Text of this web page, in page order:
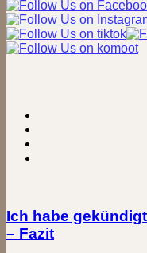
Ich habe
– Fazit